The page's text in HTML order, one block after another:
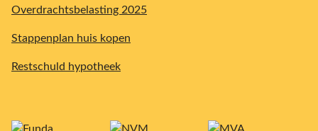
Overdrachtsbelasting 2025
Stappenplan huis kopen
Restschuld hypotheek